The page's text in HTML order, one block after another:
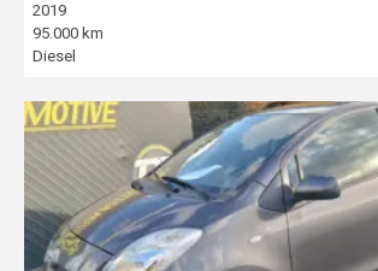
2019
95.000 km
Diesel